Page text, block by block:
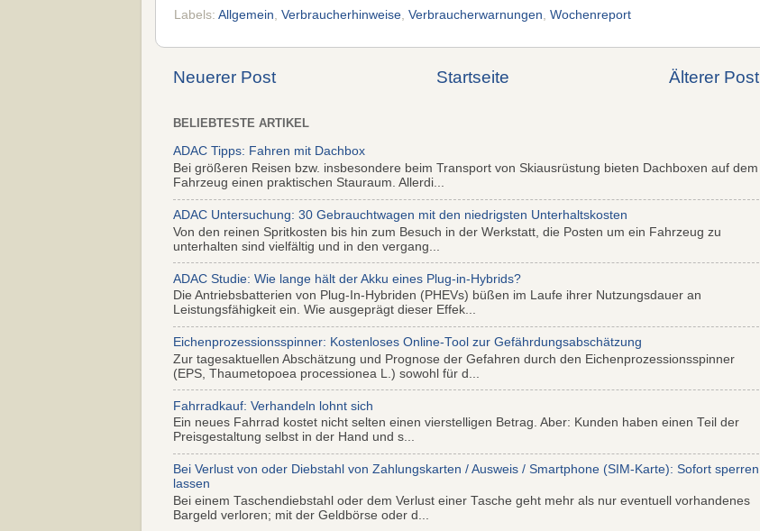
Labels: Allgemein, Verbraucherhinweise, Verbraucherwarnungen, Wochenreport
Neuerer Post Älterer Post
Startseite
BELIEBTESTE ARTIKEL
ADAC Tipps: Fahren mit Dachbox
Bei größeren Reisen bzw. insbesondere beim Transport von Skiausrüstung bieten Dachboxen auf dem
Fahrzeug einen praktischen Stauraum. Allerdi...
ADAC Untersuchung: 30 Gebrauchtwagen mit den niedrigsten Unterhaltskosten
Von den reinen Spritkosten bis hin zum Besuch in der Werkstatt, die Posten um ein Fahrzeug zu
unterhalten sind vielfältig und in den vergang...
ADAC Studie: Wie lange hält der Akku eines Plug-in-Hybrids?
Die Antriebsbatterien von Plug-In-Hybriden (PHEVs) büßen im Laufe ihrer Nutzungsdauer an
Leistungsfähigkeit ein. Wie ausgeprägt dieser Effek...
Eichenprozessionsspinner: Kostenloses Online-Tool zur Gefährdungsabschätzung
Zur tagesaktuellen Abschätzung und Prognose der Gefahren durch den Eichenprozessionsspinner
(EPS, Thaumetopoea processionea L.) sowohl für d...
Fahrradkauf: Verhandeln lohnt sich
Ein neues Fahrrad kostet nicht selten einen vierstelligen Betrag. Aber: Kunden haben einen Teil der
Preisgestaltung selbst in der Hand und s...
Bei Verlust von oder Diebstahl von Zahlungskarten / Ausweis / Smartphone (SIM-Karte): Sofort sperren
lassen
Bei einem Taschendiebstahl oder dem Verlust einer Tasche geht mehr als nur eventuell vorhandenes
Bargeld verloren; mit der Geldbörse oder d...